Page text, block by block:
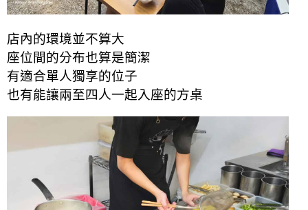
店內的環境並不算大
座位間的分布也算是簡潔
有適合單人獨享的位子
也有能讓兩至四人一起入座的方桌